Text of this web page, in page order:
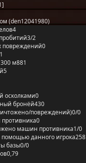
(den12041980)
4
3/2
повреждений0
м881
5
осколками0
бронёй430
повреждений)0/0
0
машин противника1/0
данного игрока258
базы0/0
0,79